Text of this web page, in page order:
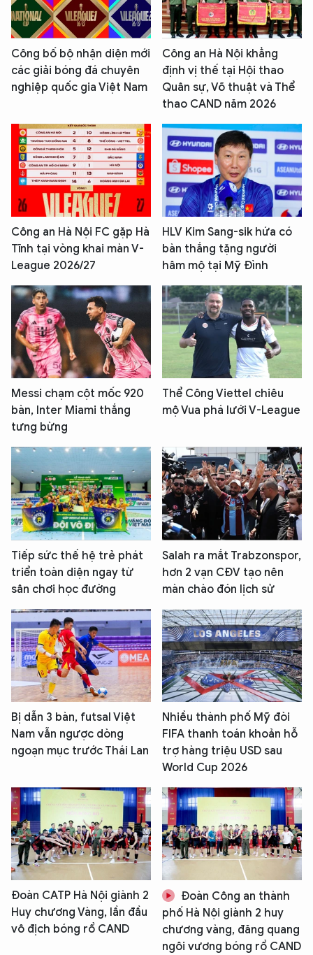
Công bố bộ nhận diện mới
các giải bóng đá chuyên
nghiệp quốc gia Việt Nam
Công an Hà Nội khẳng
định vị thế tại Hội thao
Quân sự, Võ thuật và Thể
thao CAND năm 2026
Công an Hà Nội FC gặp Hà
Tĩnh tại vòng khai màn V-
League 2026/27
HLV Kim Sang-sik hứa có
bàn thắng tặng người
hâm mộ tại Mỹ Đình
Messi chạm cột mốc 920
bàn, Inter Miami thắng
tưng bừng
Thể Công Viettel chiêu
mộ Vua phá lưới V-League
Tiếp sức thế hệ trẻ phát
triển toàn diện ngay từ
sân chơi học đường
Salah ra mắt Trabzonspor,
hơn 2 vạn CĐV tạo nên
màn chào đón lịch sử
Bị dẫn 3 bàn, futsal Việt
Nam vẫn ngược dòng
ngoạn mục trước Thái Lan
Nhiều thành phố Mỹ đòi
FIFA thanh toán khoản hỗ
trợ hàng triệu USD sau
World Cup 2026
Đoàn CATP Hà Nội giành 2
Huy chương Vàng, lần đầu
vô địch bóng rổ CAND
Đoàn Công an thành
phố Hà Nội giành 2 huy
chương vàng, đăng quang
ngôi vương bóng rổ CAND